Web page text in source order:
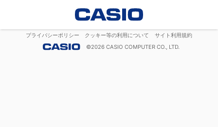
プライバシーポリシー クッキー等の利用について
サイト利用規約
©2026 CASIO COMPUTER CO., LTD.